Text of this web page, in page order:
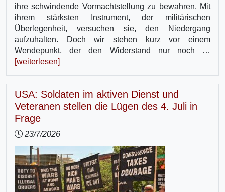
ihre schwindende Vormachtstellung zu bewahren. Mit
ihrem stärksten Instrument, der militärischen
Überlegenheit, versuchen sie, den Niedergang
aufzuhalten. Doch wir stehen kurz vor einem
Wendepunkt, der den Widerstand nur noch …
[weiterlesen]
USA: Soldaten im aktiven Dienst und
Veteranen stellen die Lügen des 4. Juli in
Frage
23/7/2026